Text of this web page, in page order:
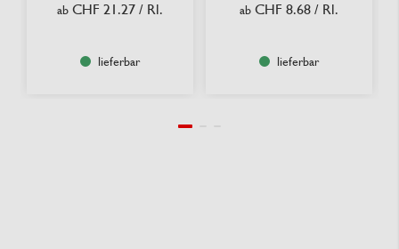
ab CHF 21.27 / Rl.
lieferbar
ab CHF 8.68 / Rl.
lieferbar